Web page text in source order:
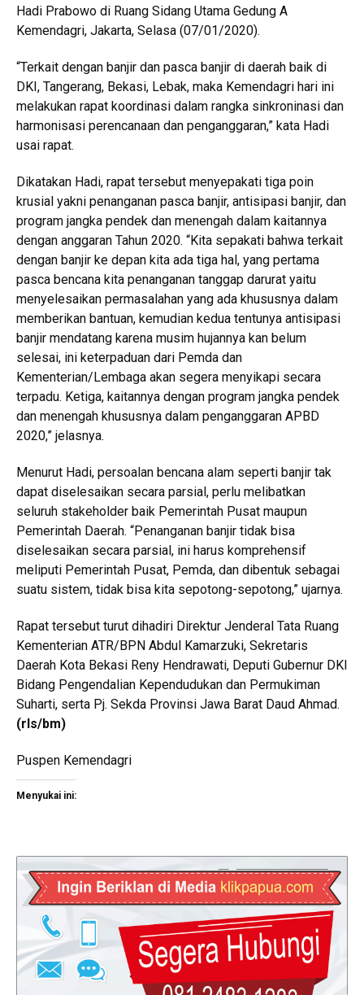
Hadi Prabowo di Ruang Sidang Utama Gedung A
Kemendagri, Jakarta, Selasa (07/01/2020).
“Terkait dengan banjir dan pasca banjir di daerah baik di
DKI, Tangerang, Bekasi, Lebak, maka Kemendagri hari ini
melakukan rapat koordinasi dalam rangka sinkroninasi dan
harmonisasi perencanaan dan penganggaran,” kata Hadi
usai rapat.
Dikatakan Hadi, rapat tersebut menyepakati tiga poin
krusial yakni penanganan pasca banjir, antisipasi banjir, dan
program jangka pendek dan menengah dalam kaitannya
dengan anggaran Tahun 2020. “Kita sepakati bahwa terkait
dengan banjir ke depan kita ada tiga hal, yang pertama
pasca bencana kita penanganan tanggap darurat yaitu
menyelesaikan permasalahan yang ada khususnya dalam
memberikan bantuan, kemudian kedua tentunya antisipasi
banjir mendatang karena musim hujannya kan belum
selesai, ini keterpaduan dari Pemda dan
Kementerian/Lembaga akan segera menyikapi secara
terpadu. Ketiga, kaitannya dengan program jangka pendek
dan menengah khususnya dalam penganggaran APBD
2020,” jelasnya.
Menurut Hadi, persoalan bencana alam seperti banjir tak
dapat diselesaikan secara parsial, perlu melibatkan
seluruh stakeholder baik Pemerintah Pusat maupun
Pemerintah Daerah. “Penanganan banjir tidak bisa
diselesaikan secara parsial, ini harus komprehensif
meliputi Pemerintah Pusat, Pemda, dan dibentuk sebagai
suatu sistem, tidak bisa kita sepotong-sepotong,” ujarnya.
Rapat tersebut turut dihadiri Direktur Jenderal Tata Ruang
Kementerian ATR/BPN Abdul Kamarzuki, Sekretaris
Daerah Kota Bekasi Reny Hendrawati, Deputi Gubernur DKI
Bidang Pengendalian Kependudukan dan Permukiman
Suharti, serta Pj. Sekda Provinsi Jawa Barat Daud Ahmad.
(rls/bm)
Puspen Kemendagri
Menyukai ini: